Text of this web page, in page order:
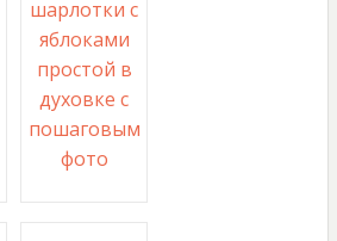
шарлотки с
яблоками
простой в
духовке с
пошаговым
фото